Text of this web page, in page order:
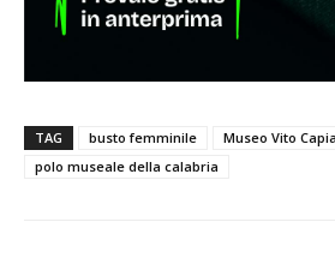
TAG busto femminile
Museo Vito
polo museale della calabria